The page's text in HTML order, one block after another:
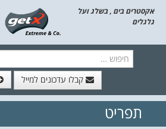
אקסטרים בים , בשלג ועל
גלגלים
קבלו עדכונים למייל
// הצטרף לרשימת
תפריט